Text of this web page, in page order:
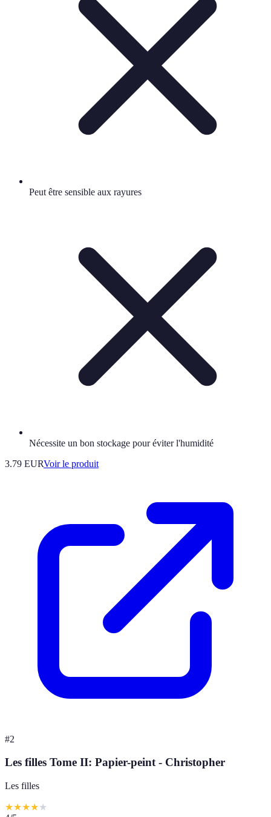
Peut être sensible aux rayures
Nécessite un bon stockage pour éviter l'humidité
3.79 EURVoir le produit
#2
Les filles Tome II: Papier-peint - Christopher
Les filles
★★★★★